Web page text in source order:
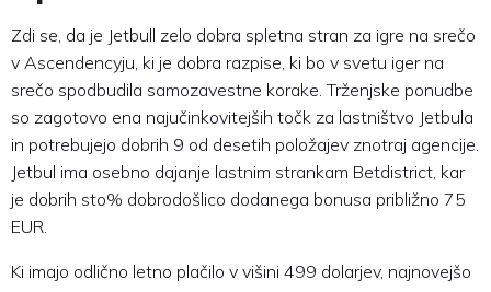
Zdi se, da je Jetbull zelo dobra spletna stran za igre na srečo
v Ascendencyju, ki je dobra razpise, ki bo v svetu iger na
srečo spodbudila samozavestne korake. Trženjske ponudbe
so zagotovo ena najučinkovitejših točk za lastništvo Jetbula
in potrebujejo dobrih 9 od desetih položajev znotraj agencije.
Jetbul ima osebno dajanje lastnim strankam Betdistrict, kar
je dobrih sto% dobrodošlico dodanega bonusa približno 75
EUR.
Ki imajo odlično letno plačilo v višini 499 dolarjev, najnovejšo